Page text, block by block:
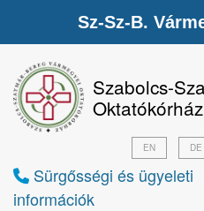
Szabolcs-
Oktatókórház
Sürgősségi és ügyeleti
információk
EN DE
Sz-Sz-B.